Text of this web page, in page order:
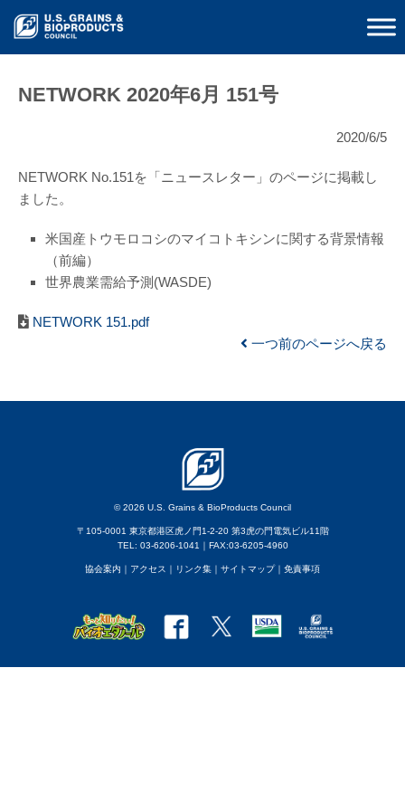
NETWORK 2020年6月 151号
2020/6/5
NETWORK No.151を「ニュースレター」のページに掲載し
ました。
米国産トウモロコシのマイコトキシンに関する背景情報
（前編）
世界農業需給予測(WASDE)
NETWORK 151.pdf
一つ前のページへ戻る
© 2026 U.S. Grains & BioProducts Council
〒105-0001 東京都港区虎ノ門1-2-20 第3虎の門電気ビル11階
TEL: 03-6206-1041｜FAX:03-6205-4960
協会案内 ｜アクセス ｜ リンク集 ｜ サイトマップ｜ 免責事項